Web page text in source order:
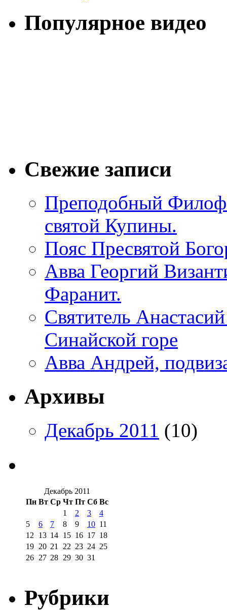
Популярное видео
Свежие записи
Преподобный
святой Купины.
Пояс Пресвятой
Авва Георгий
Фаранит.
Святитель
Синайской горе
Авва Андрей,
Архивы
Декабрь 2011 (10)
Декабрь 2011
Пн Вт Ср Чт Пт Сб Вс
1
2 3
4
5
6 7 8 9 10 11
12
13 14 15 16 17 18
19 20 21 22 23 24 25
26 27 28 29 30 31
Рубрики